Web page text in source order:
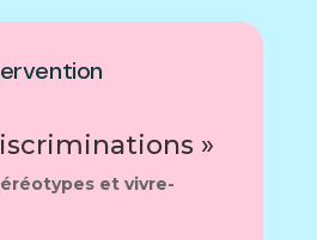
»
et vivre-